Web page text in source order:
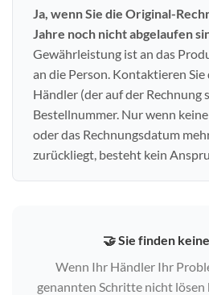
Ja, wenn Sie die Original-
Jahre noch nicht abgelaufen
Gewährleistung ist an das
an die Person. Kontaktieren
Händler (der auf der Rechnung
Bestellnummer. Nur wenn
oder das Rechnungsdatum
zurückliegt, besteht kein
🤝 Sie finden
Wenn Ihr Händler Ihr
genannten Schritte nicht lösen